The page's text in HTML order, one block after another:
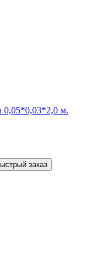
0,05*0,03*2,0 м.
заказ